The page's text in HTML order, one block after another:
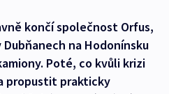
končí společnost Orfus,
na Hodonínsku
Poté, co kvůli krizi
propustit prakticky